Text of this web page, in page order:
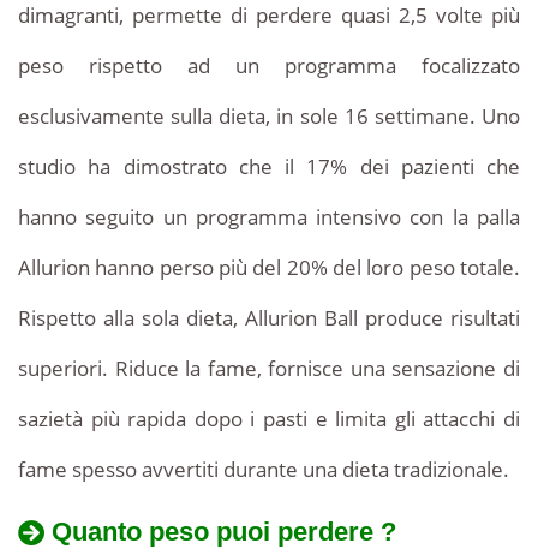
dimagranti, permette di perdere quasi 2,5 volte più
peso rispetto ad un programma focalizzato
esclusivamente sulla dieta, in sole 16 settimane. Uno
studio ha dimostrato che il 17% dei pazienti che
hanno seguito un programma intensivo con la palla
Allurion hanno perso più del 20% del loro peso totale.
Rispetto alla sola dieta, Allurion Ball produce risultati
superiori. Riduce la fame, fornisce una sensazione di
sazietà più rapida dopo i pasti e limita gli attacchi di
fame spesso avvertiti durante una dieta tradizionale.
Quanto peso puoi perdere ?